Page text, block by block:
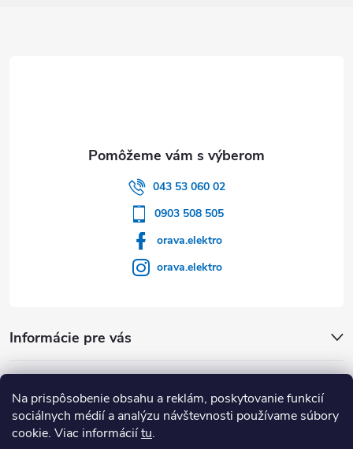
Na prispôsobenie obsahu a reklám, poskytovanie funkcií
sociálnych médií a analýzu návštevnosti používame súbory
cookie. Viac informáciítu.
043 53 060 02
0903 508 505
orava.elektro
orava.elektro
Informácie pre vás